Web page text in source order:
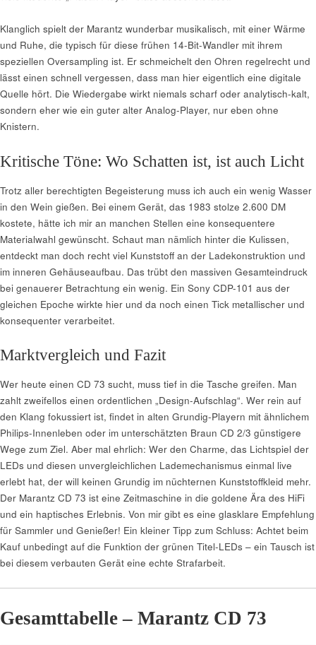
Klanglich spielt der Marantz wunderbar musikalisch, mit einer Wärme
und Ruhe, die typisch für diese frühen 14-Bit-Wandler mit ihrem
speziellen Oversampling ist. Er schmeichelt den Ohren regelrecht und
lässt einen schnell vergessen, dass man hier eigentlich eine digitale
Quelle hört. Die Wiedergabe wirkt niemals scharf oder analytisch-kalt,
sondern eher wie ein guter alter Analog-Player, nur eben ohne
Knistern.
Kritische Töne: Wo Schatten ist, ist auch Licht
Trotz aller berechtigten Begeisterung muss ich auch ein wenig Wasser
in den Wein gießen. Bei einem Gerät, das 1983 stolze 2.600 DM
kostete, hätte ich mir an manchen Stellen eine konsequentere
Materialwahl gewünscht. Schaut man nämlich hinter die Kulissen,
entdeckt man doch recht viel Kunststoff an der Ladekonstruktion und
im inneren Gehäuseaufbau. Das trübt den massiven Gesamteindruck
bei genauerer Betrachtung ein wenig. Ein Sony CDP-101 aus der
gleichen Epoche wirkte hier und da noch einen Tick metallischer und
konsequenter verarbeitet.
Marktvergleich und Fazit
Wer heute einen CD 73 sucht, muss tief in die Tasche greifen. Man
zahlt zweifellos einen ordentlichen „Design-Aufschlag“. Wer rein auf
den Klang fokussiert ist, findet in alten Grundig-Playern mit ähnlichem
Philips-Innenleben oder im unterschätzten Braun CD 2/3 günstigere
Wege zum Ziel. Aber mal ehrlich: Wer den Charme, das Lichtspiel der
LEDs und diesen unvergleichlichen Lademechanismus einmal live
erlebt hat, der will keinen Grundig im nüchternen Kunststoffkleid mehr.
Der Marantz CD 73 ist eine Zeitmaschine in die goldene Ära des HiFi
und ein haptisches Erlebnis. Von mir gibt es eine glasklare Empfehlung
für Sammler und Genießer! Ein kleiner Tipp zum Schluss: Achtet beim
Kauf unbedingt auf die Funktion der grünen Titel-LEDs – ein Tausch ist
bei diesem verbauten Gerät eine echte Strafarbeit.
Gesamttabelle – Marantz CD 73